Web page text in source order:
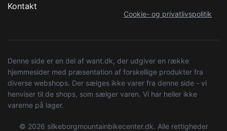
Kontakt
Cookie- og privatlivspolitik
Denne side er en del af want.dk, der udgiver en række
hjemmesider med præsentation af forskellige produkter fra
diverse webshops. Der sælges ikke varer fra denne side - vi
henviser til de shops, som sælger varen. Vi har heller ikke
varerne på lager.
© 2026 silkeborgmountainbikecenter.dk. Alle rettigheder